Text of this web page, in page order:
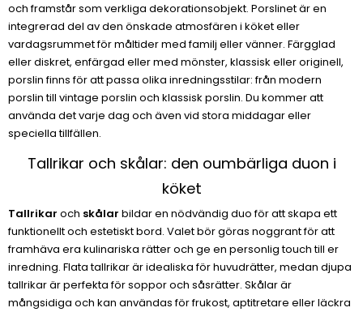
och framstår som verkliga dekorationsobjekt. Porslinet är en
integrerad del av den önskade atmosfären i köket eller
vardagsrummet för måltider med familj eller vänner. Färgglad
eller diskret, enfärgad eller med mönster, klassisk eller originell,
porslin finns för att passa olika inredningsstilar: från modern
porslin till vintage porslin och klassisk porslin. Du kommer att
använda det varje dag och även vid stora middagar eller
speciella tillfällen.
Tallrikar och skålar: den oumbärliga duon i
köket
Tallrikar och skålar bildar en nödvändig duo för att skapa ett
funktionellt och estetiskt bord. Valet bör göras noggrant för att
framhäva era kulinariska rätter och ge en personlig touch till er
inredning. Flata tallrikar är idealiska för huvudrätter, medan djupa
tallrikar är perfekta för soppor och såsrätter. Skålar är
mångsidiga och kan användas för frukost, aptitretare eller läckra